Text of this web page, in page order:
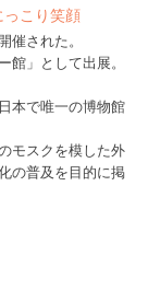
こり笑顔
された。
」として出展。
本で唯一の博物館
モスクを模した外
の普及を目的に掲